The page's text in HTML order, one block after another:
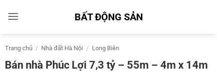
qua
BẤT ĐỘNG SẢN
Trang chủ / Nhà đất Hà Nội / Long Biên
Bán nhà Phúc Lợi 7,3 tỷ – 55m – 4m x 14m